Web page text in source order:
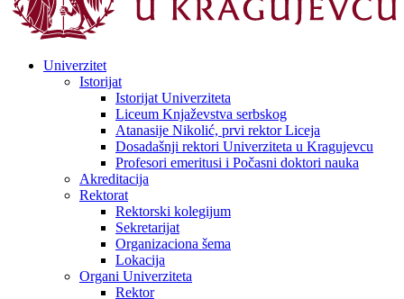
Univerzitet
Istorijat
Istorijat Univerziteta
Liceum Knjaževstva serbskog
Atanasije Nikolić, prvi rektor Liceja
Dosadašnji rektori Univerziteta u Kragujevcu
Profesori emeritusi i Počasni doktori nauka
Akreditacija
Rektorat
Rektorski kolegijum
Sekretarijat
Organizaciona šema
Lokacija
Organi Univerziteta
Rektor